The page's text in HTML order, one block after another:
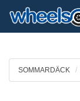
SOMMARDÄCK